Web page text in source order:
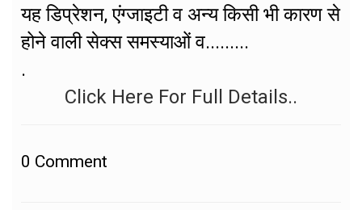
यह डिप्रेशन, एंग्जाइटी व अन्य किसी भी कारण से
होने वाली सेक्स समस्याओं व.........
.
Click Here For Full Details..
0 Comment